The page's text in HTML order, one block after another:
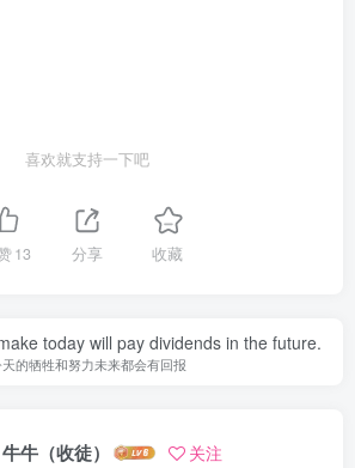
喜欢就支持一下吧
13 分享 收藏
today will pay dividends in the future.
的牺牲和努力未来都会有回报
牛牛（收徒） 关注